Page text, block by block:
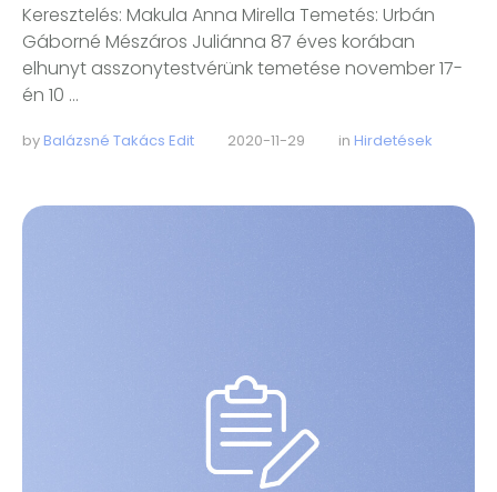
Keresztelés: Makula Anna Mirella Temetés: Urbán
Gáborné Mészáros Juliánna 87 éves korában
elhunyt asszonytestvérünk temetése november 17-
én 10 …
by Balázsné Takács Edit 2020-11-29 in Hirdetések